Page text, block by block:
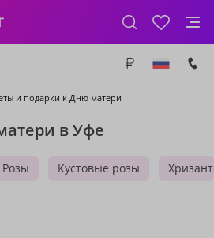
и подарки к Дню матери
в Уфе
Розы Кустовые розы